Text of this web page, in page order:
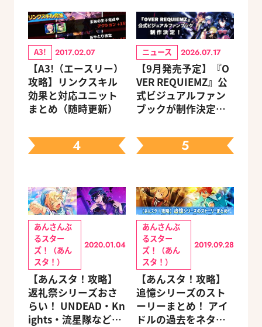
A3! 2017.02.07
【A3!（エースリー）
攻略】リンクスキル
効果と対応ユニット
まとめ（随時更新）
ニュース 2026.07.17
【9月発売予定】『O
VER REQUIEMZ』公
式ビジュアルファン
ブックが制作決定！
る豪華グッズ付き限
定セットも同時発売
4
あんさんぶ
るスター
ズ！（あん
スタ！）
2020.01.04
【あんスタ！攻略】
返礼祭シリーズおさ
らい！ UNDEAD・Kn
ights・流星隊など、
5
あんさんぶ
るスター
ズ！（あん
スタ！）
2019.09.28
【あんスタ！攻略】
追憶シリーズのスト
ーリーまとめ！ アイ
ドルの過去をネタバ